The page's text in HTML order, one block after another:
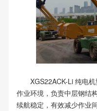
XGS22ACK-Li 纯电
作业环境，负责中层钢结
续航稳定，有效减少作业